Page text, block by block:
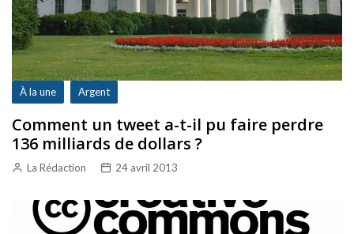
À la une Argent
Comment un tweet a-t-il pu faire perdre
136 milliards de dollars ?
La Rédaction 24 avril 2013